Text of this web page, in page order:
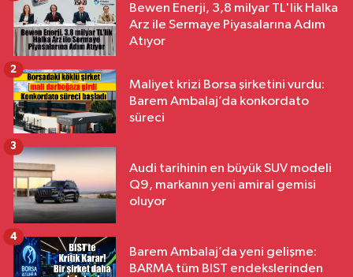
Bewen Enerji, 3,8 milyar TL'lik Halka
Arz ile Sermaye Piyasalarına Adım
Atıyor
Maliyet krizi Borsa şirketini vurdu:
Barem Ambalaj’da konkordato
süreci
2
Audi tarihinin en büyük SUV modeli
Q9, markanın yeni amiral gemisi
oluyor
3
Barem Ambalaj’da yeni gelişme:
BARMA tüm BIST endekslerinden
4